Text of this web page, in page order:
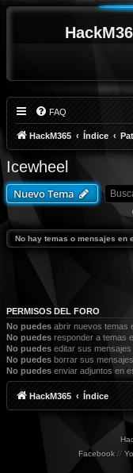
FAQ
HackM365 Índice
Icewheel
Nuevo Tema
No hay temas o mensajes en
PERMISOS DEL FORO
No puedes abrir nuevos temas
No puedes responder a temas
No puedes editar sus
No puedes borrar sus
No puedes enviar adjuntos en
HackM365 Índice
Facebook //